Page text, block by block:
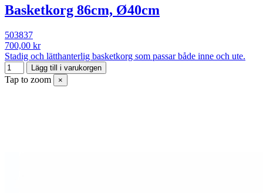
Basketkorg 86cm, Ø40cm
503837
700,00 kr
Stadig och lätthanterlig basketkorg som passar både inne och ute.
Lägg till i varukorgen
Tap to zoom ×